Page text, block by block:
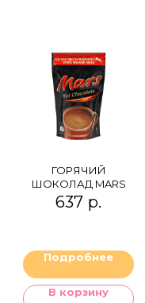
ГОРЯЧИЙ
ШОКОЛАД MARS
637 р.
Подробнее
В корзину